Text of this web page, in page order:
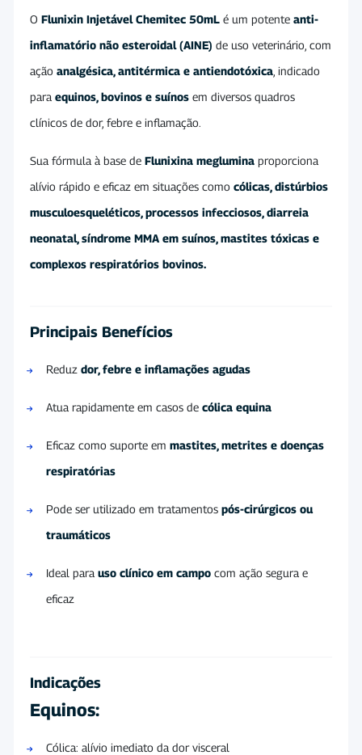
O Flunixin Injetável Chemitec 50mL é um potente anti-
inflamatório não esteroidal (AINE) de uso veterinário, com
ação analgésica, antitérmica e antiendotóxica , indicado
para equinos, bovinos e suínos em diversos quadros
clínicos de dor, febre e inflamação.
Sua fórmula à base de Flunixina meglumina proporciona
alívio rápido e eficaz em situações como cólicas, distúrbios
musculoesqueléticos, processos infecciosos, diarreia
neonatal, síndrome MMA em suínos, mastites tóxicas e
complexos respiratórios bovinos.
Principais Benefícios
Reduz dor, febre e inflamações agudas
Atua rapidamente em casos de cólica equina
Eficaz como suporte em mastites, metrites e doenças
respiratórias
Pode ser utilizado em tratamentos pós-cirúrgicos ou
traumáticos
Ideal para uso clínico em campo com ação segura e
eficaz
Indicações
Equinos:
Cólica: alívio imediato da dor visceral